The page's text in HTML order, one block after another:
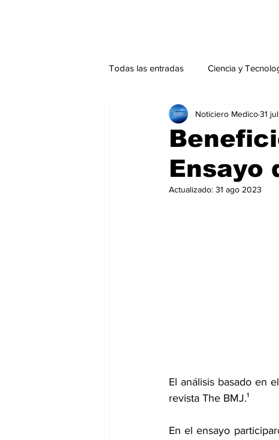
Todas las entradas Ciencia y
Actualidad Salud Mental
Endocrinología Actualidad
Ensayo
Noticiero Medico31
Actualizado: 31 ago 2023
El análisis basado en
revista The BMJ.¹
En el ensayo